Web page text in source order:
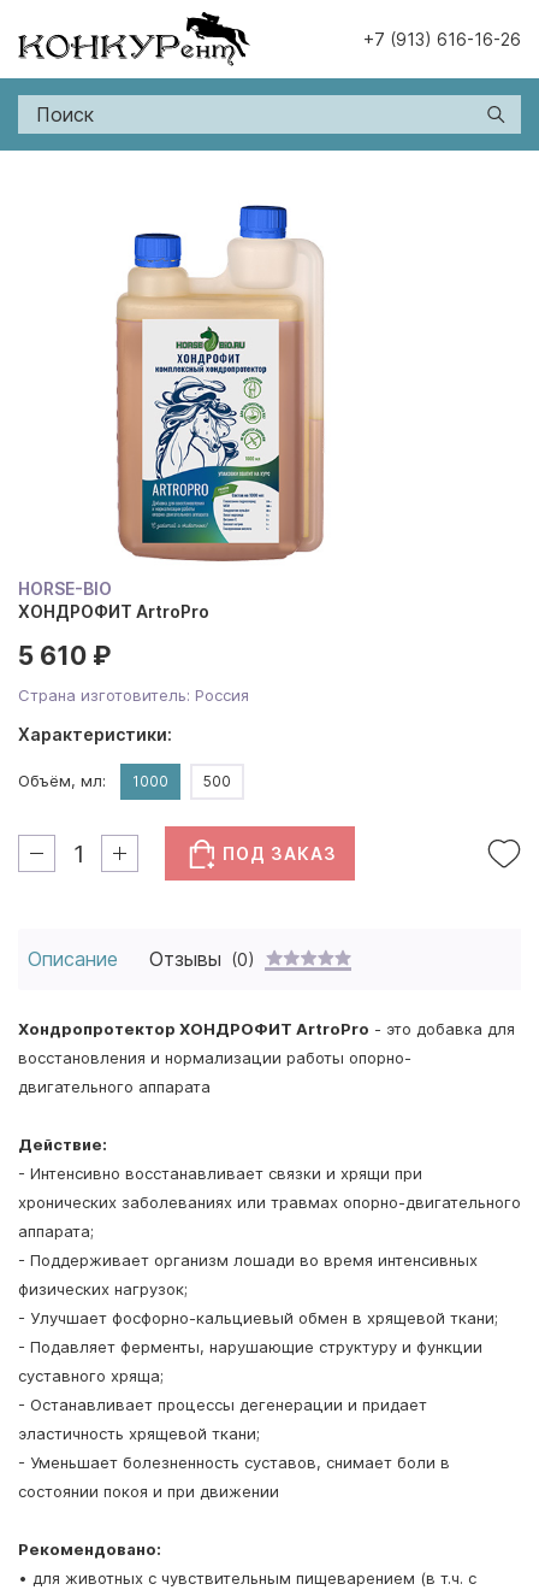
+7 (913) 616-16-26
HORSE-BIO
ХОНДРОФИТ ArtroPro
5 610 ₽
Страна изготовитель: Россия
Характеристики:
Объём, мл: 1000 500
ПОД ЗАКАЗ
Описание Отзывы (0)
Хондропротектор ХОНДРОФИТ ArtroPro - это добавка для
восстановления и нормализации работы опорно-
двигательного аппарата
Действие:
- Интенсивно восстанавливает связки и хрящи при
хронических заболеваниях или травмах опорно-двигательного
аппарата;
- Поддерживает организм лошади во время интенсивных
физических нагрузок;
- Улучшает фосфорно-кальциевый обмен в хрящевой ткани;
- Подавляет ферменты, нарушающие структуру и функции
суставного хряща;
- Останавливает процессы дегенерации и придает
эластичность хрящевой ткани;
- Уменьшает болезненность суставов, снимает боли в
состоянии покоя и при движении
Рекомендовано:
• для животных с чувствительным пищеварением (в т.ч. с